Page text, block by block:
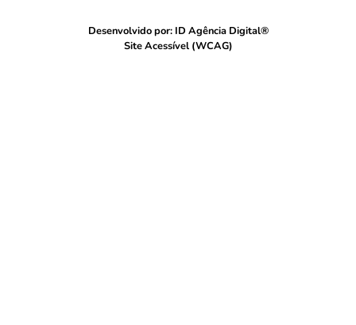
Desenvolvido por: ID Agência Digital®
Site Acessível (WCAG)